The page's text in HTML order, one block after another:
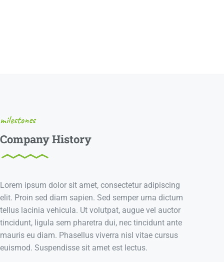
milestones
Company History
Lorem ipsum dolor sit amet, consectetur adipiscing
elit. Proin sed diam sapien. Sed semper urna dictum
tellus lacinia vehicula. Ut volutpat, augue vel auctor
tincidunt, ligula sem pharetra dui, nec tincidunt ante
mauris eu diam. Phasellus viverra nisl vitae cursus
euismod. Suspendisse sit amet est lectus.